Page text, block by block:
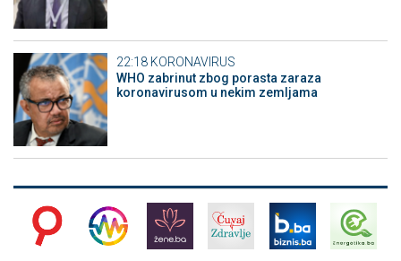
22:18 KORONAVIRUS
WHO zabrinut zbog porasta zaraza
koronavirusom u nekim zemljama